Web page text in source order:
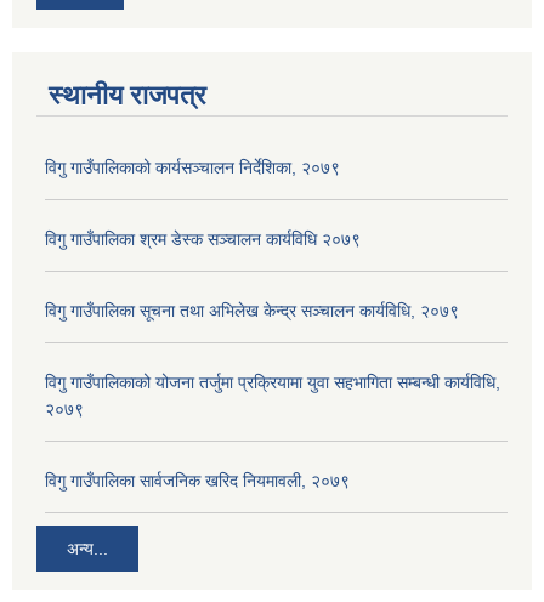
स्थानीय राजपत्र
विगु गाउँपालिकाको कार्यसञ्‍चालन निर्देशिका, २०७९
विगु गाउँपालिका श्रम डेस्क सञ्चालन कार्यविधि २०७९
विगु गाउँपालिका सूचना तथा अभिलेख केन्द्र सञ्चालन कार्यविधि, २०७९
विगु गाउँपालिकाको योजना तर्जुमा प्रक्रियामा युवा सहभागिता सम्बन्धी कार्यविधि,
२०७९
विगु गाउँपालिका सार्वजनिक खरिद नियमावली, २०७९
अन्य...